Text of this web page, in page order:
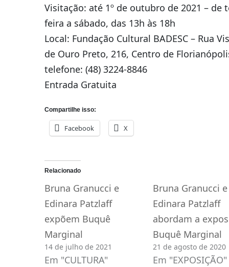
Visitação: até 1º de outubro de 2021 – de
feira a sábado, das 13h às 18h
Local: Fundação Cultural BADESC – Rua
de Ouro Preto, 216, Centro de
telefone: (48) 3224-8846
Entrada Gratuita
Compartilhe isso:
Facebook X
Relacionado
Bruna Granucci e
Edinara Patzlaff
expõem Buquê
Marginal
14 de julho de 2021
Em "CULTURA"
Bruna Granucci e
Edinara Patzlaff
abordam a
Buquê Marginal
21 de agosto de 2020
Em "EXPOSIÇÃO"